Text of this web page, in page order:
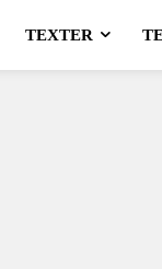
TEXTER